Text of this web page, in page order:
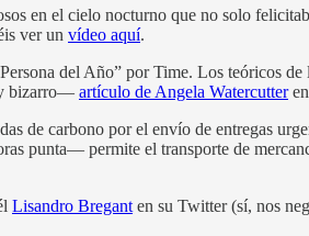
en el cielo nocturno que no solo
ver un vídeo aquí.
del Año” por Time. Los teóricos
bizarro— artículo de Angela Watercutter
de carbono por el envío de entregas
punta— permite el transporte de
Lisandro Bregant en su Twitter (sí, nos